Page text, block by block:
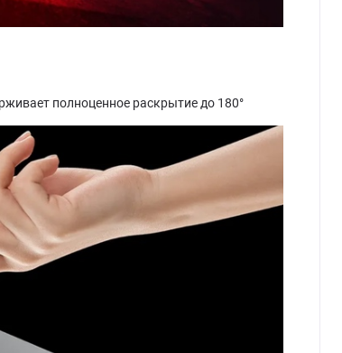
полноценное раскрытие до 180°